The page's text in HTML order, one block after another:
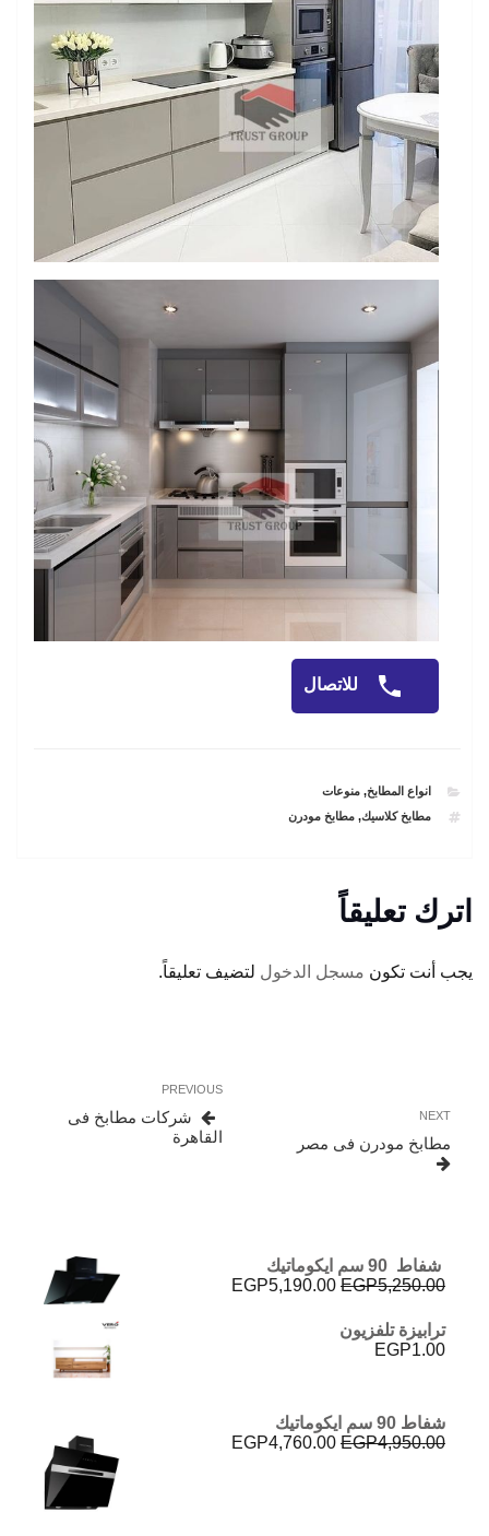
للاتصال
CATEGORIES
انواع المطابخ,منوعات
TAGS
مطابخ كلاسيك,مطابخ مودرن
اترك تعليقاً
يجب أنت تكون مسجل الدخول لتضيف تعليقاً.
المقالات
Previous
Post
PREVIOUS
شركات مطابخ فى
القاهرة
Next
Post
NEXT
مطابخ مودرن فى مصر
شفاط 90 سم ايكوماتيك
EGP5,250.00
السعر
EGP5,190.00
ترابيزة تلفزيون
EGP1.00
شفاط 90 سم ايكوماتيك
EGP4,950.00
السعر
EGP4,760.00